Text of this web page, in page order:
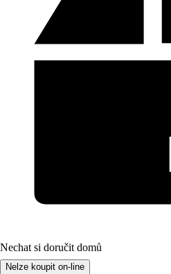
Nechat si doručit domů
Nelze koupit on-line